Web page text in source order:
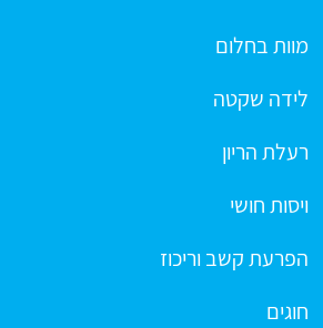
מוות בחלום
לידה שקטה
רעלת הריון
ויסות חושי
הפרעת קשב וריכוז
חוגים